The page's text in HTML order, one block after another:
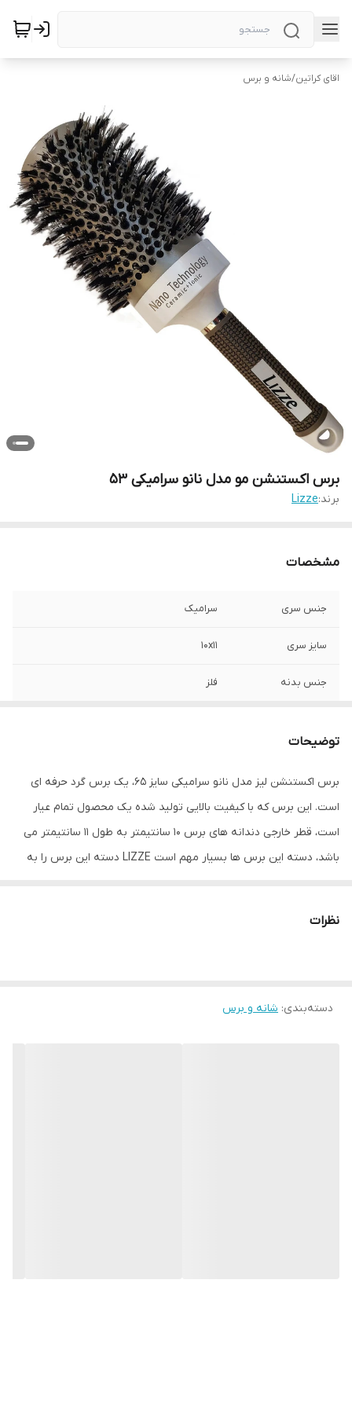
اقای کراتین/شانه و برس
برس اکستنشن مو مدل نانو سرامیکی 53
برند:Lizze
مشخصات
جنس سری سرامیک
سایز سری 10x11
جنس بدنه فلز
توضیحات
برس اکستنشن لیز مدل نانو سرامیکی سایز 65، یک برس گرد حرفه ای
است. این برس که با کیفیت بالایی تولید شده یک محصول تمام عیار
است، قطر خارجی دندانه های برس 10 سانتیمتر به طول 11 سانتیمتر می
باشد، دسته این برس ها بسیار مهم است LIZZE دسته این برس را به
و از کار با یک ابزار حرفه ای با کیفیت لذت ببرید.
نظرات
دسته‌بندی: شانه و برس